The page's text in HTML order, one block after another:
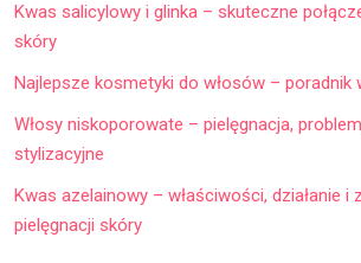
Kwas salicylowy i glinka – skuteczne
skóry
Najlepsze kosmetyki do włosów – poradnik
Włosy niskoporowate – pielęgnacja,
stylizacyjne
Kwas azelainowy – właściwości, działanie i
pielęgnacji skóry